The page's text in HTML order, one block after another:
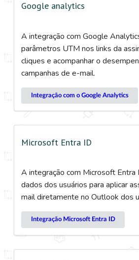
Google analytics
A integração com Google
parâmetros UTM nos links da
cliques e acompanhar o
campanhas de e-mail.
Integração com o Google Analytics
Microsoft Entra ID
A integração com Microsoft Entra
dados dos usuários para aplicar
mail diretamente no Outlook dos
Integração Microsoft Entra ID